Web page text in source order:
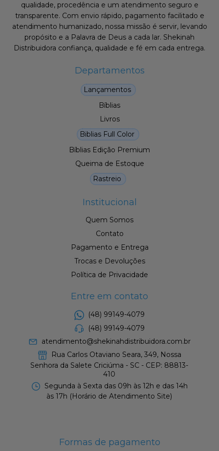
qualidade, procedência e um atendimento seguro e
transparente. Com envio rápido, pagamento facilitado e
atendimento humanizado, nossa missão é servir, levando
propósito e a Palavra de Deus a cada lar. Shekinah
Distribuidora confiança, qualidade e fé em cada entrega.
Departamentos
Lançamentos
Bíblias
Livros
Biblias Full Color
Bíblias Edição Premium
Queima de Estoque
Rastreio
Institucional
Quem Somos
Contato
Pagamento e Entrega
Trocas e Devoluções
Política de Privacidade
Entre em contato
(48) 99149-4079
(48) 99149-4079
atendimento@shekinahdistribuidora.com.br
Rua Carlos Otaviano Seara, 349, Nossa
Senhora da Salete Criciúma - SC - CEP: 88813-
410
Segunda à Sexta das 09h às 12h e das 14h
às 17h (Horário de Atendimento Site)
Formas de pagamento